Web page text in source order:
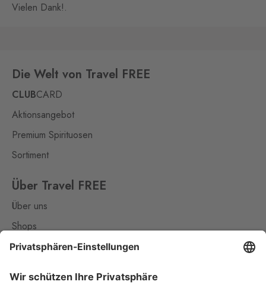
Vielen Dank!.
Die Welt von Travel FREE
CLUBCARD
Aktionsangebot
Premium Spirituosen
Sortiment
Über Travel FREE
Über uns
Shops
Kontakt
Nützliches